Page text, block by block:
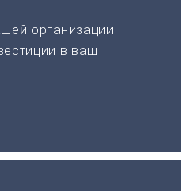
организации –
в ваш